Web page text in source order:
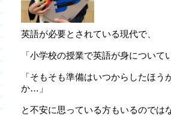
英語が必要とされている現代で、
「小学校の授業で英語が身について
「そもそも準備はいつからしたほう
か…」
と不安に思っている方もいるのでは